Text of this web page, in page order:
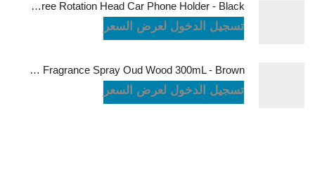
Powerology Logan Magsafe 360 Degree Rotation Head Car Phone Holder - Black
تسجيل الدخول لعرض السعر
Green Lion Fragrance Spray Oud Wood 300mL - Brown
تسجيل الدخول لعرض السعر